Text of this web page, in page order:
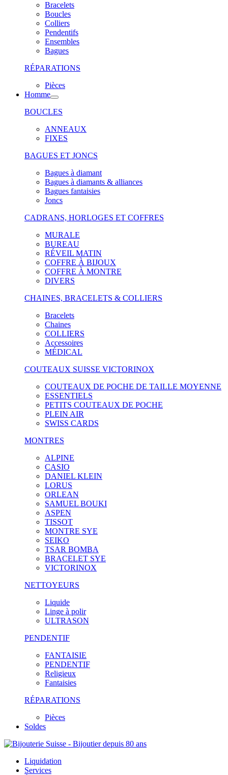
Bracelets
Boucles
Colliers
Pendentifs
Ensembles
Bagues
RÉPARATIONS
Pièces
Homme
BOUCLES
ANNEAUX
FIXES
BAGUES ET JONCS
Bagues à diamant
Bagues à diamants & alliances
Bagues fantaisies
Joncs
CADRANS, HORLOGES ET COFFRES
MURALE
BUREAU
RÉVEIL MATIN
COFFRE À BIJOUX
COFFRE À MONTRE
DIVERS
CHAINES, BRACELETS & COLLIERS
Bracelets
Chaines
COLLIERS
Accessoires
MÉDICAL
COUTEAUX SUISSE VICTORINOX
COUTEAUX DE POCHE DE TAILLE MOYENNE
ESSENTIELS
PETITS COUTEAUX DE POCHE
PLEIN AIR
SWISS CARDS
MONTRES
ALPINE
CASIO
DANIEL KLEIN
LORUS
ORLEAN
SAMUEL BOUKI
ASPEN
TISSOT
MONTRE SYE
SEIKO
TSAR BOMBA
BRACELET SYE
VICTORINOX
NETTOYEURS
Liquide
Linge à polir
ULTRASON
PENDENTIF
FANTAISIE
PENDENTIF
Religieux
Fantaisies
RÉPARATIONS
Pièces
Soldes
Liquidation
Services